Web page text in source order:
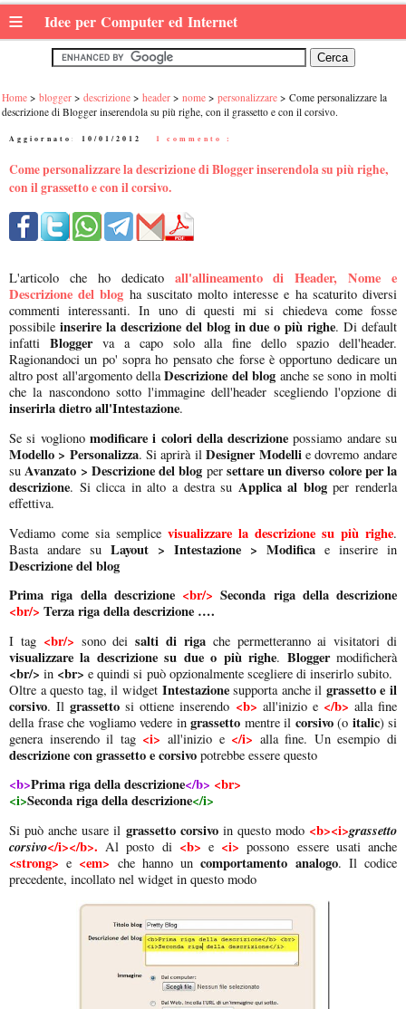
≡ Idee per Computer ed Internet
Home blogger descrizione header nome personalizzare
Come personalizzare la
descrizione di Blogger inserendola su più righe, con il grassetto e con il corsivo.
Aggiornato: 10/01/2012 1 commento :
Come personalizzare la descrizione di Blogger inserendola su più righe,
con il grassetto e con il corsivo.
L'articolo che ho dedicato
all'allineamento di Header, Nome e
Descrizione del blog ha suscitato molto interesse e ha scaturito diversi
commenti interessanti. In uno di questi mi si chiedeva come fosse
possibile inserire la descrizione del blog in due o più righe. Di default
infatti Bloggerva a capo solo alla fine dello spazio dell'header.
Ragionandoci un po' sopra ho pensato che forse è opportuno dedicare un
altro post all'argomento dellaDescrizione del blog anche se sono in molti
che la nascondono sotto l'immagine dell'header scegliendo l'opzione di
inserirla dietro all'Intestazione.
Se si vogliono modificare i colori della descrizione possiamo andare su
Modello > Personalizza. Si aprirà ilDesigner Modellie dovremo andare
suAvanzato > Descrizione del blog persettare un diverso colore per la
descrizione. Si clicca in alto a destra su Applica al blogper renderla
effettiva.
Vediamo come sia semplice visualizzare la descrizione su più righe.
Basta andare su Layout > Intestazione > Modifica e inserire in
Descrizione del blog
Prima riga della descrizione <br/> Seconda riga della descrizione
<br/> Terza riga della descrizione ….
I tag <br/> sono dei salti di rigache permetteranno ai visitatori di
visualizzare la descrizione su due o più righe. Bloggermodificherà
<br/> in <br> e quindi si può opzionalmente scegliere di inserirlo subito.
Oltre a questo tag, il widget Intestazionesupporta anche il grassetto e il
corsivo. Ilgrassetto si ottiene inserendo <b> all'inizio e</b> alla fine
della frase che vogliamo vedere in grassetto mentre il corsivo (o italic) si
genera inserendo il tag<i> all'inizio e </i> alla fine. Un esempio di
descrizione con grassetto e corsivo potrebbe essere questo
<b>Prima riga della descrizione</b> <br>
<i>Seconda riga della descrizione</i>
Si può anche usare il grassetto corsivoin questo modo <b><i>grassetto
corsivo</i></b>. Al posto di <b> e <i> possono essere usati anche
<strong> e <em> che hanno uncomportamento analogo. Il codice
precedente, incollato nel widget in questo modo